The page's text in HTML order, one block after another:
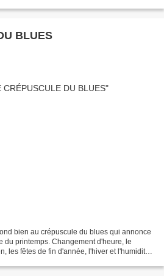
BLUES
bien au crépuscule du blues qui annonce
du printemps. Changement d'heure, le
les fêtes de fin d'année, l'hiver et l'humidité